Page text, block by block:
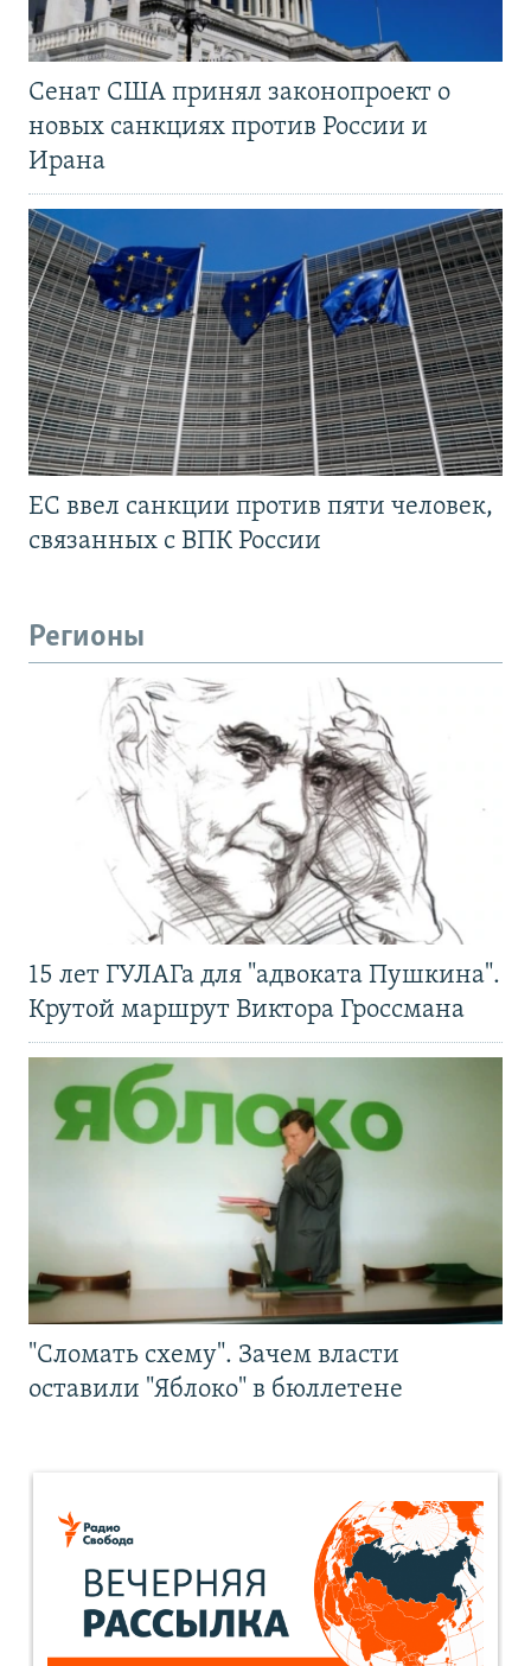
Сенат США принял законопроект о
новых санкциях против России и
Ирана
ЕС ввел санкции против пяти человек,
связанных с ВПК России
Регионы
15 лет ГУЛАГа для "адвоката Пушкина".
Крутой маршрут Виктора Гроссмана
"Сломать схему". Зачем власти
оставили "Яблоко" в бюллетене